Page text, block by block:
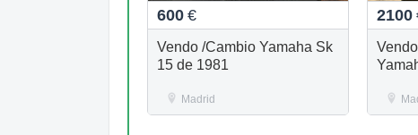
600 €
Vendo /Cambio Yamaha Sk
15 de 1981
Madrid
2100